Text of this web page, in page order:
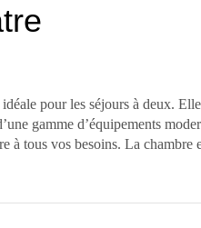
pour les séjours à deux.
gamme d’équipements
à tous vos besoins. La